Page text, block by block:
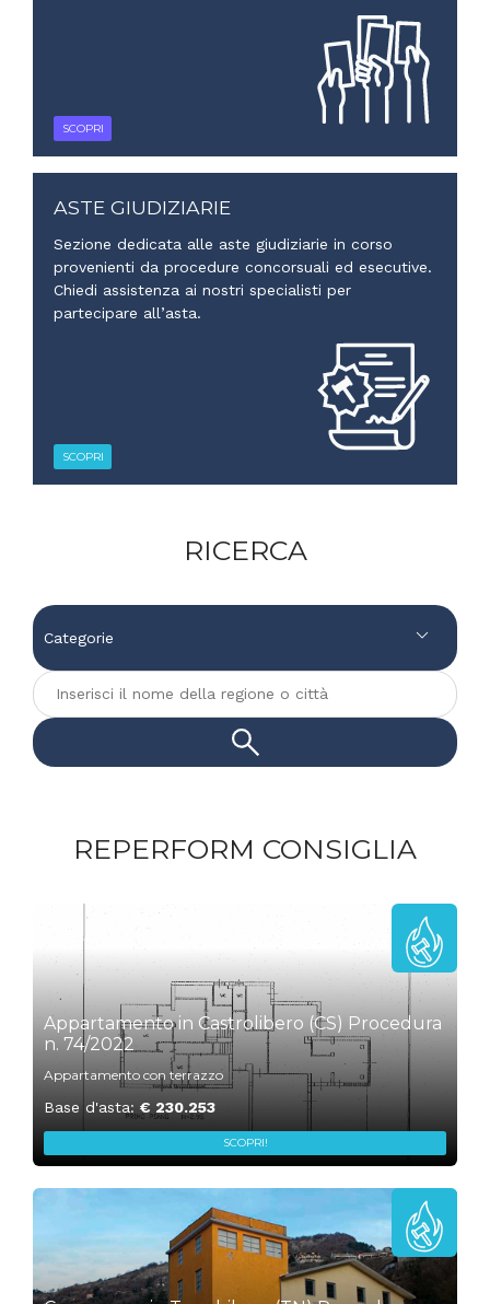
SCOPRI
ASTE GIUDIZIARIE
Sezione dedicata alle aste giudiziarie in corso
provenienti da procedure concorsuali ed esecutive.
Chiedi assistenza ai nostri specialisti per
partecipare all’asta.
SCOPRI
RICERCA
Categorie
REPERFORM CONSIGLIA
2
Appartamento in Castrolibero (CS) Procedura
n. 74/2022
Appartamento con terrazzo
Base d'asta: € 230.253
SCOPRI!
„